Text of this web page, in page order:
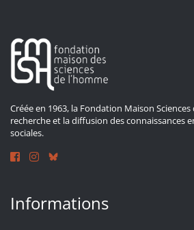
Créée en 1963, la Fondation Maison
recherche et la diffusion des connaissances
sociales.
Informations